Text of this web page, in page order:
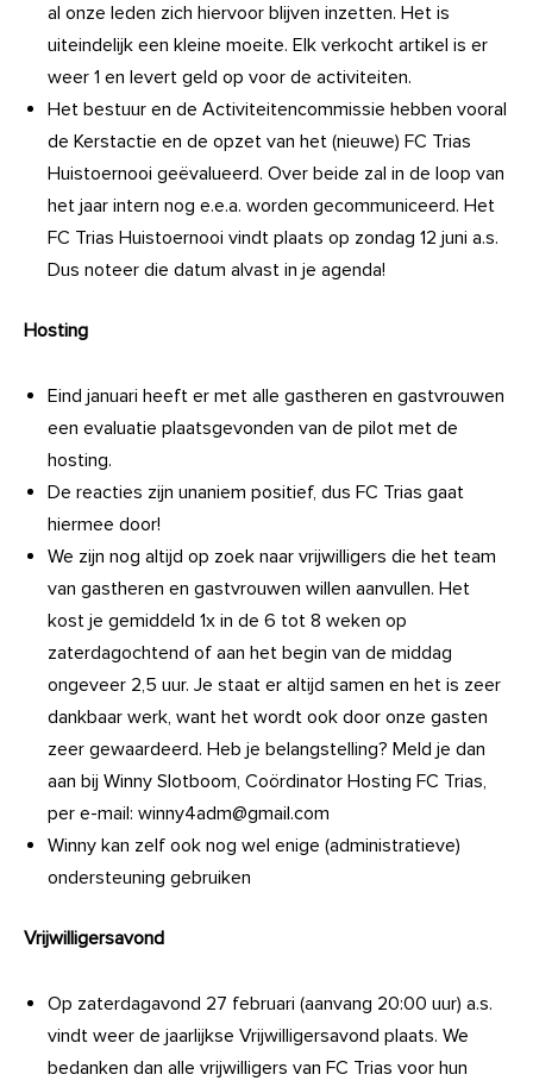
al onze leden zich hiervoor blijven inzetten. Het is
uiteindelijk een kleine moeite. Elk verkocht artikel is er
weer 1 en levert geld op voor de activiteiten.
Het bestuur en de Activiteitencommissie hebben vooral
de Kerstactie en de opzet van het (nieuwe) FC Trias
Huistoernooi geëvalueerd. Over beide zal in de loop van
het jaar intern nog e.e.a. worden gecommuniceerd. Het
FC Trias Huistoernooi vindt plaats op zondag 12 juni a.s.
Dus noteer die datum alvast in je agenda!
Hosting
Eind januari heeft er met alle gastheren en gastvrouwen
een evaluatie plaatsgevonden van de pilot met de
hosting.
De reacties zijn unaniem positief, dus FC Trias gaat
hiermee door!
We zijn nog altijd op zoek naar vrijwilligers die het team
van gastheren en gastvrouwen willen aanvullen. Het
kost je gemiddeld 1x in de 6 tot 8 weken op
zaterdagochtend of aan het begin van de middag
ongeveer 2,5 uur. Je staat er altijd samen en het is zeer
dankbaar werk, want het wordt ook door onze gasten
zeer gewaardeerd. Heb je belangstelling? Meld je dan
aan bij Winny Slotboom, Coördinator Hosting FC Trias,
per e-mail: winny4adm@gmail.com
Winny kan zelf ook nog wel enige (administratieve)
ondersteuning gebruiken
Vrijwilligersavond
Op zaterdagavond 27 februari (aanvang 20:00 uur) a.s.
vindt weer de jaarlijkse Vrijwilligersavond plaats. We
bedanken dan alle vrijwilligers van FC Trias voor hun